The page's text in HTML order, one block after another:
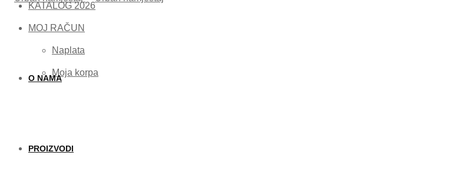
KATALOG 2026
MOJ RAČUN
Naplata
Moja korpa
O NAMA
PROIZVODI